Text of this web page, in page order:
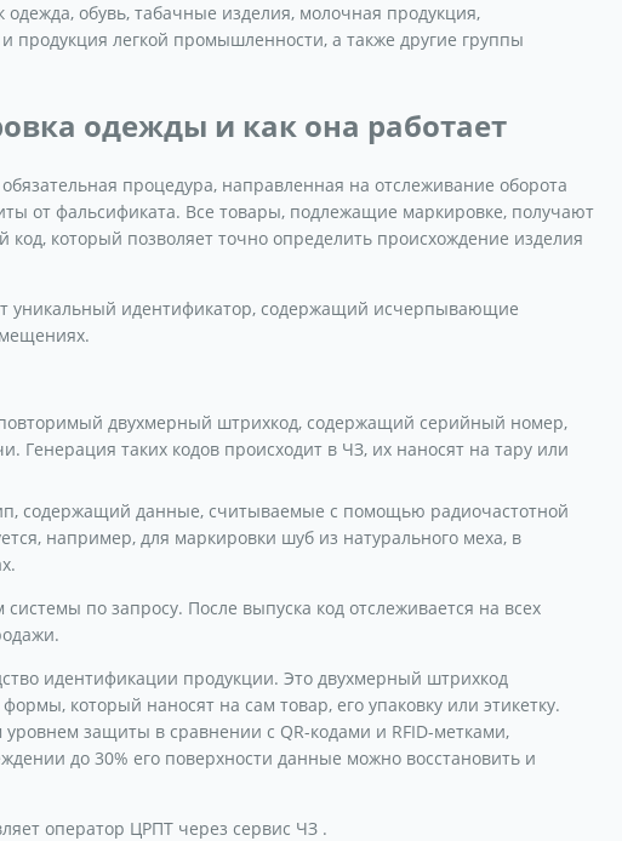
одежда, обувь, табачные изделия, молочная продукция,
продукция легкой промышленности, а также другие группы
одежды и как она работает
процедура, направленная на отслеживание оборота
от фальсификата. Все товары, подлежащие маркировке, получают
который позволяет точно определить происхождение изделия
уникальный идентификатор, содержащий исчерпывающие
двухмерный штрихкод, содержащий серийный номер,
Генерация таких кодов происходит в ЧЗ, их наносят на тару или
содержащий данные, считываемые с помощью радиочастотной
например, для маркировки шуб из натурального меха, в
по запросу. После выпуска код отслеживается на всех
идентификации продукции. Это двухмерный штрихкод
который наносят на сам товар, его упаковку или этикетку.
защиты в сравнении с QR-кодами и RFID-метками,
до 30% его поверхности данные можно восстановить и
оператор ЦРПТ через сервис ЧЗ .